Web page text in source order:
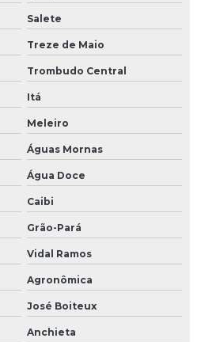
Salete
Treze de Maio
Trombudo Central
Itá
Meleiro
Águas Mornas
Água Doce
Caibi
Grão-Pará
Vidal Ramos
Agronômica
José Boiteux
Anchieta